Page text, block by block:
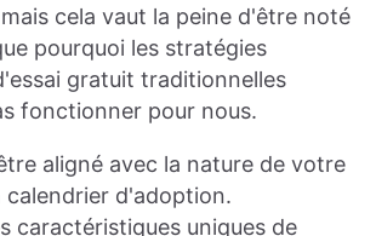
cela vaut la peine d'être noté
pourquoi les stratégies
gratuit traditionnelles
fonctionner pour nous.
aligné avec la nature de votre
d'adoption.
caractéristiques uniques de